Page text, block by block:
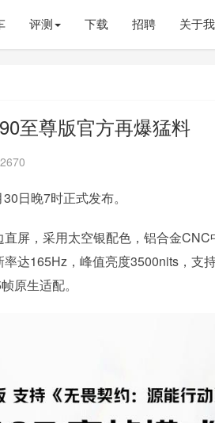
评测 下载 招聘 关于
至尊版官方再爆猛料
2670
日晚7时正式发布。
屏，采用太空银配色，铝合金
达165Hz，峰值亮度3500nits，支
原生适配。